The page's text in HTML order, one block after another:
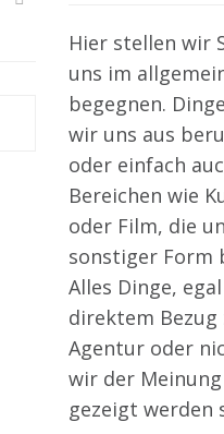
Hier stellen wir
uns im
begegnen.
wir uns aus
oder einfach
Bereichen wie
oder Film, die
sonstiger Form
Alles Dinge,
direktem Bezug
Agentur oder
wir der
gezeigt werden